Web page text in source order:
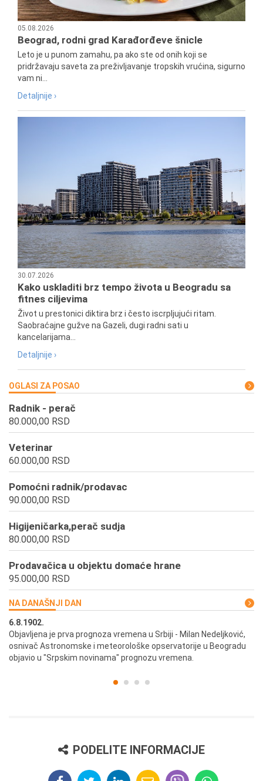
05.08.2026
Beograd, rodni grad Karađorđeve šnicle
Leto je u punom zamahu, pa ako ste od onih koji se
pridržavaju saveta za preživljavanje tropskih vrućina, sigurno
vam ni...
Detaljnije ›
30.07.2026
Kako uskladiti brz tempo života u Beogradu sa
fitnes ciljevima
Život u prestonici diktira brz i često iscrpljujući ritam.
Saobraćajne gužve na Gazeli, dugi radni sati u
kancelarijama...
Detaljnije ›
OGLASI ZA POSAO
Radnik - perač
80.000,00 RSD
Veterinar
60.000,00 RSD
Pomoćni radnik/prodavac
90.000,00 RSD
Higijeničarka,perač sudja
80.000,00 RSD
Prodavačica u objektu domaće hrane
95.000,00 RSD
NA DANAŠNJI DAN
6.8.1902.
Objavljena je prva prognoza vremena u Srbiji - Milan Nedeljković,
osnivač Astronomske i meteorološke opservatorije u Beogradu
objavio u "Srpskim novinama" prognozu vremena.
PODELITE INFORMACIJE